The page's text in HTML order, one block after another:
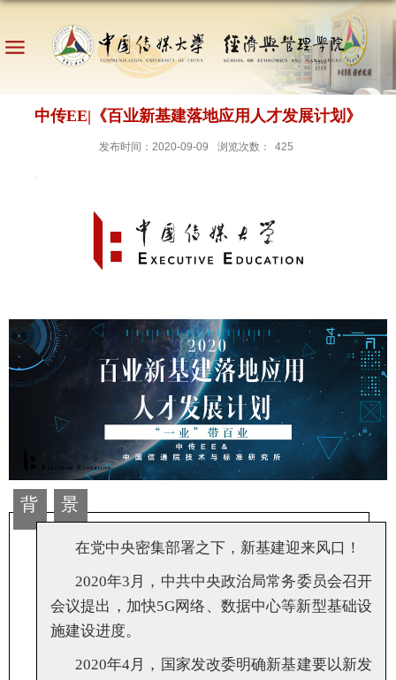
中传EE|《百业新基建落地应用人才发展计划》
发布时间：2020-09-09 浏览次数： 425
背 景
在党中央密集部署之下，新基建迎来风口！
2020年3月，中共中央政治局常务委员会召开
会议提出，加快5G网络、数据中心等新型基础设
施建设进度。
2020年4月，国家发改委明确新基建要以新发